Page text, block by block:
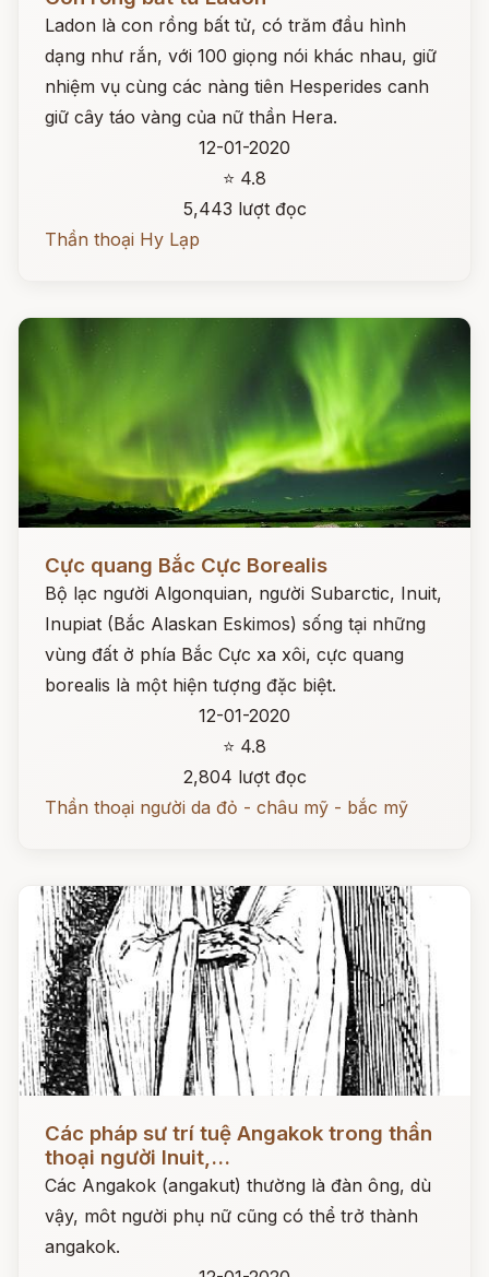
Ladon là con rồng bất tử, có trăm đầu hình
dạng như rắn, với 100 giọng nói khác nhau, giữ
nhiệm vụ cùng các nàng tiên Hesperides canh
giữ cây táo vàng của nữ thần Hera.
12-01-2020
⭐ 4.8
5,443 lượt đọc
Thần thoại Hy Lạp
Cực quang Bắc Cực Borealis
Bộ lạc người Algonquian, người Subarctic, Inuit,
Inupiat (Bắc Alaskan Eskimos) sống tại những
vùng đất ở phía Bắc Cực xa xôi, cực quang
borealis là một hiện tượng đặc biệt.
12-01-2020
⭐ 4.8
2,804 lượt đọc
Thần thoại người da đỏ - châu mỹ - bắc mỹ
Các pháp sư trí tuệ Angakok trong thần
thoại người Inuit,...
Các Angakok (angakut) thường là đàn ông, dù
vậy, môt người phụ nữ cũng có thể trở thành
angakok.